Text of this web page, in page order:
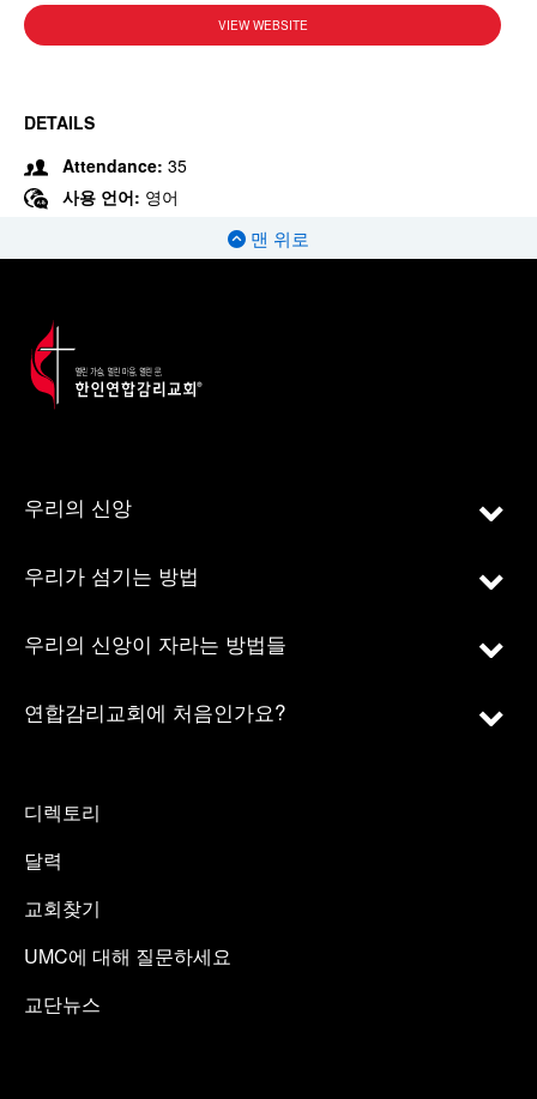
VIEW WEBSITE
DETAILS
Attendance: 35
사용 언어: 영어
맨 위로
우리의 신앙
우리가 섬기는 방법
우리의 신앙이 자라는 방법들
연합감리교회에 처음인가요?
디렉토리
달력
교회찾기
UMC에 대해 질문하세요
교단뉴스